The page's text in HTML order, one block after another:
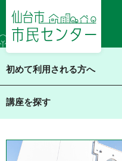
仙台市 市民センタ
ー
初めて利用される方へ
講座を探す